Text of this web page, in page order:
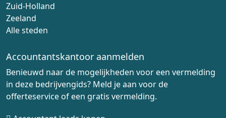
Zuid-Holland
Zeeland
Alle steden
Accountantskantoor aanmelden
Benieuwd naar de mogelijkheden voor een vermelding
in deze bedrijvengids? Meld je aan voor de
offerteservice of een gratis vermelding.